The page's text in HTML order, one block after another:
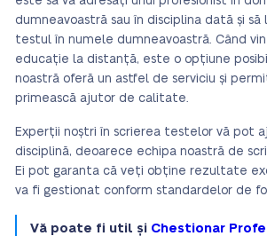
dumneavoastră sau în disciplina dată și
testul în numele dumneavoastră. Când
educație la distanță, este o opțiune
noastră oferă un astfel de serviciu și
primească ajutor de calitate.
Experții noștri în scrierea testelor vă pot
disciplină, deoarece echipa noastră de
Ei pot garanta că veți obține rezultate
va fi gestionat conform standardelor de
Vă poate fi util și Chestionar